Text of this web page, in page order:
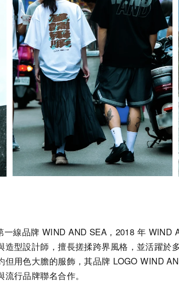
一線品牌 WIND AND SEA，2018 年 WIND
造型設計師，擅長搓揉跨界風格，並活躍於
但用色大膽的服飾，其品牌 LOGO WIND
行品牌聯名合作。